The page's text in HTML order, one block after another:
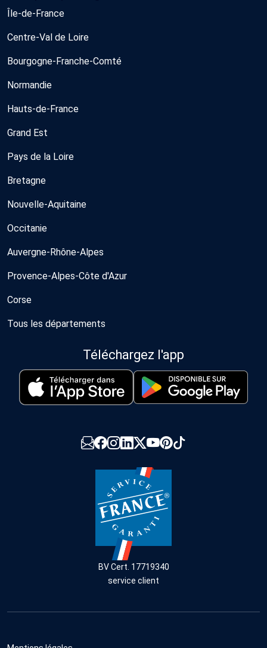
Île-de-France
Centre-Val de Loire
Bourgogne-Franche-Comté
Normandie
Hauts-de-France
Grand Est
Pays de la Loire
Bretagne
Nouvelle-Aquitaine
Occitanie
Auvergne-Rhône-Alpes
Provence-Alpes-Côte d'Azur
Corse
Tous les départements
Téléchargez l'app
BV Cert. 17719340
service client